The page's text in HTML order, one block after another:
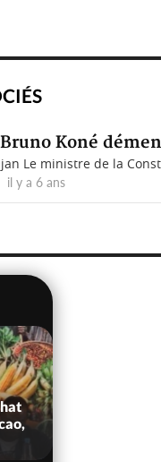
Koné
Le ministre de la
y a 6 ans